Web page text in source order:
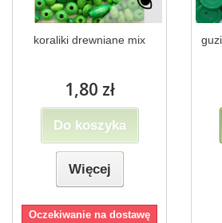
koraliki drewniane mix
1,80 zł
Do koszyka
Więcej
Oczekiwanie na dostawę